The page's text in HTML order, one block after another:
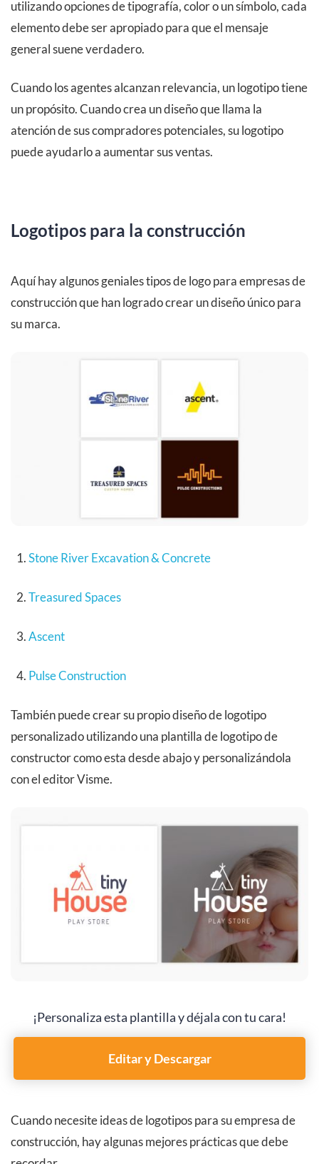
utilizando opciones de tipografía, color o un símbolo, cada
elemento debe ser apropiado para que el mensaje
general suene verdadero.
Cuando los agentes alcanzan relevancia, un logotipo tiene
un propósito. Cuando crea un diseño que llama la
atención de sus compradores potenciales, su logotipo
puede ayudarlo a aumentar sus ventas.
Logotipos para la construcción
Aquí hay algunos geniales tipos de logo para empresas de
construcción que han logrado crear un diseño único para
su marca.
Stone River Excavation & Concrete
Treasured Spaces
Ascent
Pulse Construction
También puede crear su propio diseño de logotipo
personalizado utilizando una plantilla de logotipo de
constructor como esta desde abajo y personalizándola
con el editor Visme.
¡Personaliza esta plantilla y déjala con tu cara!
Editar y Descargar
Cuando necesite ideas de logotipos para su empresa de
construcción, hay algunas mejores prácticas que debe